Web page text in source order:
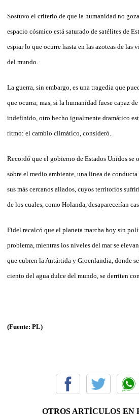
Sostuvo el criterio de que la humanidad no
espacio cósmico está saturado de satélites de
espiar lo que ocurre hasta en las azoteas de las
del mundo.
La guerra, sin embargo, es una tragedia que
que ocurra; mas, si la humanidad fuese capaz
indefinido, otro hecho igualmente dramático
ritmo: el cambio climático, consideró.
Recordó que el gobierno de Estados Unidos se
sobre el medio ambiente, una línea de
sus más cercanos aliados, cuyos territorios
de los cuales, como Holanda, desaparecerían
Fidel recalcó que el planeta marcha hoy sin
problema, mientras los niveles del mar se
que cubren la Antártida y Groenlandia, donde
ciento del agua dulce del mundo, se derriten
(Fuente: PL)
OTROS ARTÍCULOS EN